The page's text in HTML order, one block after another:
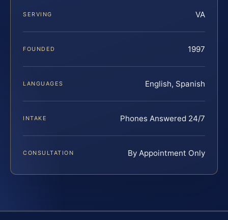
SERVING VA
FOUNDED 1997
LANGUAGES English, Spanish
INTAKE Phones Answered 24/7
CONSULTATION By Appointment Only